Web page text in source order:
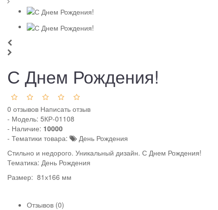
С Днем Рождения!
0 отзывов Написать отзыв
- Модель: 5КР-01108
- Наличие: 10000
- Тематики товара:
День Рождения
Стильно и недорого. Уникальный дизайн. С Днем Рождения!
Тематика: День Рождения
Размер: 81х166 мм
Отзывов (0)